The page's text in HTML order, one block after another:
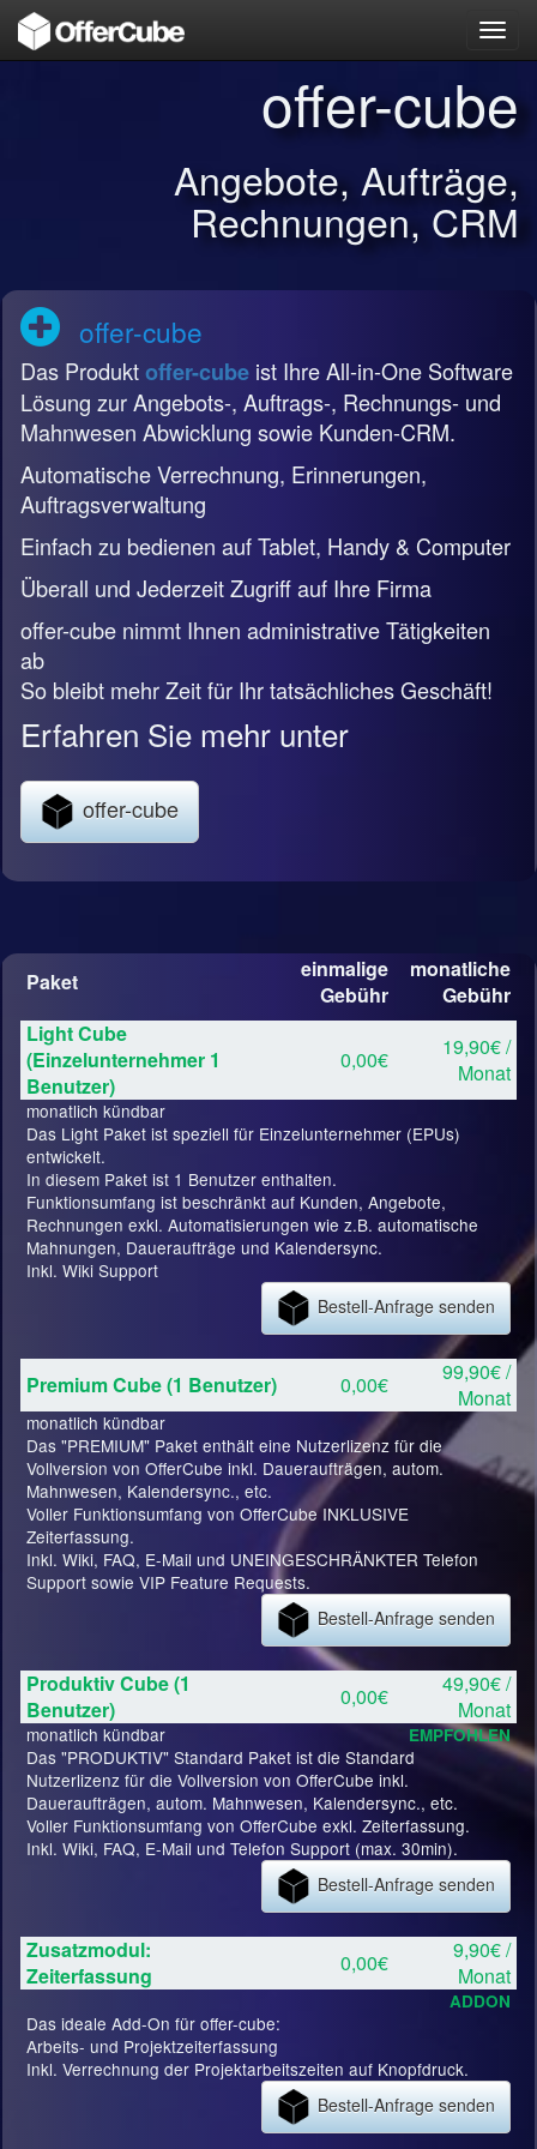
offer-cube
Angebote, Aufträge,
Rechnungen, CRM
offer-cube
Das Produktoffer-cube ist Ihre All-in-One Software
Lösung zur Angebots-, Auftrags-, Rechnungs- und
Mahnwesen Abwicklung sowie Kunden-CRM.
Automatische Verrechnung, Erinnerungen,
Auftragsverwaltung
Einfach zu bedienen auf Tablet, Handy & Computer
Überall und Jederzeit Zugriff auf Ihre Firma
offer-cube nimmt Ihnen administrative Tätigkeiten
ab
So bleibt mehr Zeit für Ihr tatsächliches Geschäft!
Erfahren Sie mehr unter
offer-cube
Paket
einmalige
Gebühr
monatliche
Gebühr
Light Cube
(Einzelunternehmer 1
Benutzer)
0,00€
19,90€ /
Monat
monatlich kündbar
Das Light Paket ist speziell für Einzelunternehmer (EPUs)
entwickelt.
In diesem Paket ist 1 Benutzer enthalten.
Funktionsumfang ist beschränkt auf Kunden, Angebote,
Rechnungen exkl. Automatisierungen wie z.B. automatische
Mahnungen, Daueraufträge und Kalendersync.
Inkl. Wiki Support
Bestell-Anfrage senden
Premium Cube (1 Benutzer) 0,00€
99,90€ /
Monat
monatlich kündbar
Das "PREMIUM" Paket enthält eine Nutzerlizenz für die
Vollversion von OfferCube inkl. Daueraufträgen, autom.
Mahnwesen, Kalendersync., etc.
Voller Funktionsumfang von OfferCube INKLUSIVE
Zeiterfassung.
Inkl. Wiki, FAQ, E-Mail und UNEINGESCHRÄNKTER Telefon
Support sowie VIP Feature Requests.
Bestell-Anfrage senden
Produktiv Cube (1
Benutzer)
0,00€
49,90€ /
Monat
monatlich kündbar EMPFOHLEN
Das "PRODUKTIV" Standard Paket ist die Standard
Nutzerlizenz für die Vollversion von OfferCube inkl.
Daueraufträgen, autom. Mahnwesen, Kalendersync., etc.
Voller Funktionsumfang von OfferCube exkl. Zeiterfassung.
Inkl. Wiki, FAQ, E-Mail und Telefon Support (max. 30min).
Bestell-Anfrage senden
Zusatzmodul:
Zeiterfassung
0,00€
9,90€ /
Monat
ADDON
Das ideale Add-On für offer-cube:
Arbeits- und Projektzeiterfassung
Inkl. Verrechnung der Projektarbeitszeiten auf Knopfdruck.
Bestell-Anfrage senden